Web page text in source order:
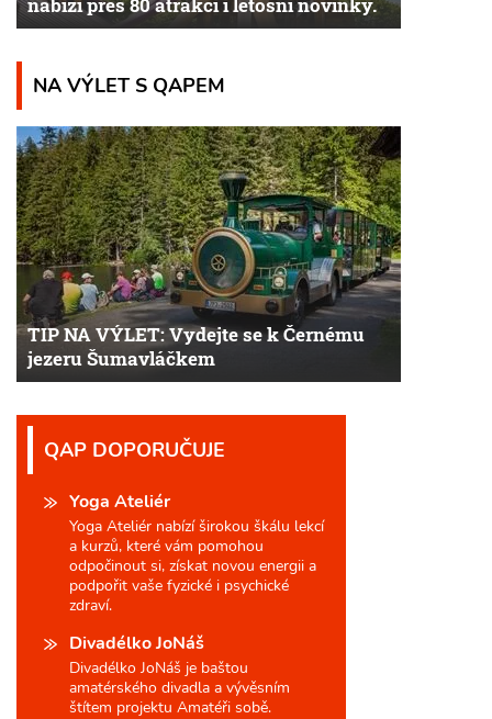
NA VÝLET S QAPEM
TIP NA VÝLET: Vydejte se k Černému
jezeru Šumavláčkem
QAP DOPORUČUJE
Yoga Ateliér
Yoga Ateliér nabízí širokou škálu lekcí
a kurzů, které vám pomohou
odpočinout si, získat novou energii a
podpořit vaše fyzické i psychické
zdraví.
Divadélko JoNáš
Divadélko JoNáš je baštou
amatérského divadla a vývěsním
štítem projektu Amatéři sobě.